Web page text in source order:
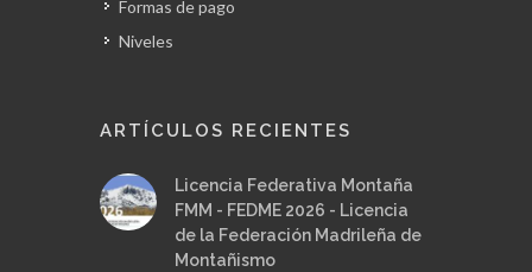
Formas de pago
Niveles
ARTÍCULOS RECIENTES
Licencia Federativa Montaña
FMM - FEDME 2026 - Licencia
de la Federación Madrileña de
Montañismo